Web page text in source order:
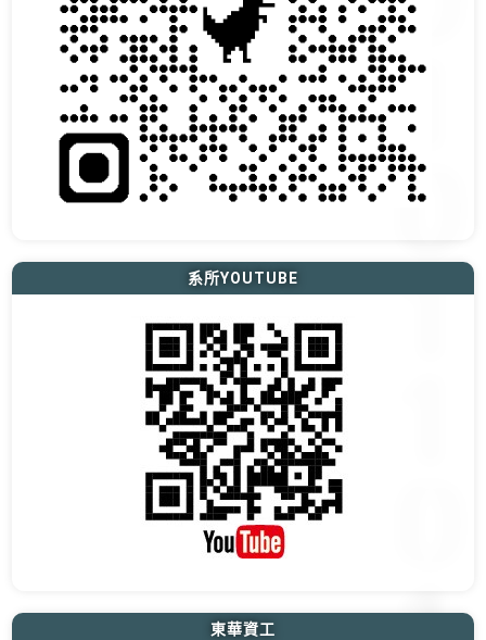
系所YOUTUBE
東華資工